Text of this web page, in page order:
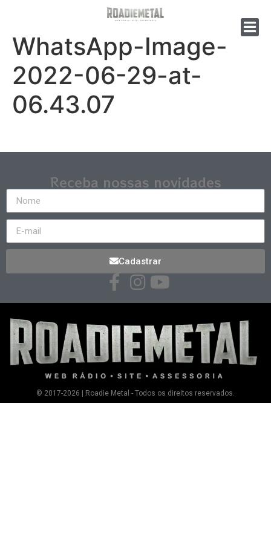
WhatsApp-Image-
2022-06-29-at-
06.43.07
Receba nossas novidades
Cadastrar
© 2017-2026 | Roadie Metal - Todos os direitos reservados.